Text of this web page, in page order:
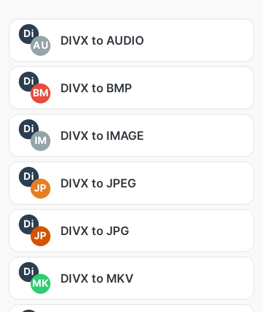
Di
AU
DIVX to AUDIO
Di
BM
DIVX to BMP
Di
IM
DIVX to IMAGE
Di
JP
DIVX to JPEG
Di
JP
DIVX to JPG
Di
MK
DIVX to MKV